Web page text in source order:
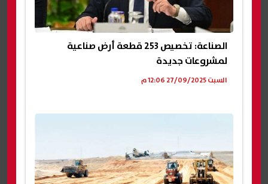
الصناعة: تخصيص 253 قطعة أرض صناعية
لمشروعات جديدة
السبت 27/09/2025 12:06 م